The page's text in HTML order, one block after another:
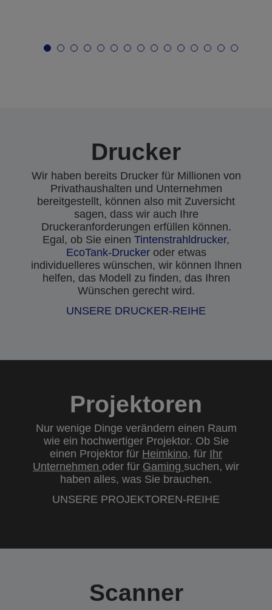
Drucker
Wir haben bereits Drucker für Millionen von
Privathaushalten und Unternehmen
bereitgestellt, können also mit Zuversicht
sagen, dass wir auch Ihre
Druckeranforderungen erfüllen können.
Egal, ob Sie einen Tintenstrahldrucker,
EcoTank-Druckeroder etwas
individuelleres wünschen, wir können Ihnen
helfen, das Modell zu finden, das Ihren
Wünschen gerecht wird.
UNSERE DRUCKER-REIHE
Projektoren
Nur wenige Dinge verändern einen Raum
wie ein hochwertiger Projektor. Ob Sie
einen Projektor für Heimkino, für Ihr
Unternehmen oder für Gaming suchen, wir
haben alles, was Sie brauchen.
UNSERE PROJEKTOREN-REIHE
Scanner